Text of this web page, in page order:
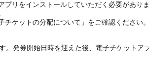
リをインストールしていただく必要がありま
ケットの分配について」をご確認ください。
発券開始日時を迎えた後、電子チケットア